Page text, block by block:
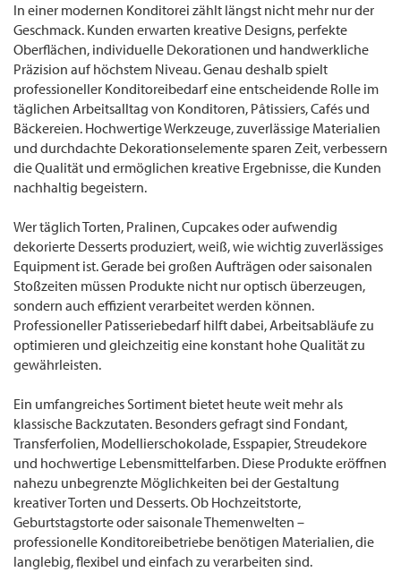
In einer modernen Konditorei zählt längst nicht mehr nur der
Geschmack. Kunden erwarten kreative Designs, perfekte
Oberflächen, individuelle Dekorationen und handwerkliche
Präzision auf höchstem Niveau. Genau deshalb spielt
professioneller Konditoreibedarf eine entscheidende Rolle im
täglichen Arbeitsalltag von Konditoren, Pâtissiers, Cafés und
Bäckereien. Hochwertige Werkzeuge, zuverlässige Materialien
und durchdachte Dekorationselemente sparen Zeit, verbessern
die Qualität und ermöglichen kreative Ergebnisse, die Kunden
nachhaltig begeistern.
Wer täglich Torten, Pralinen, Cupcakes oder aufwendig
dekorierte Desserts produziert, weiß, wie wichtig zuverlässiges
Equipment ist. Gerade bei großen Aufträgen oder saisonalen
Stoßzeiten müssen Produkte nicht nur optisch überzeugen,
sondern auch effizient verarbeitet werden können.
Professioneller Patisseriebedarf hilft dabei, Arbeitsabläufe zu
optimieren und gleichzeitig eine konstant hohe Qualität zu
gewährleisten.
Ein umfangreiches Sortiment bietet heute weit mehr als
klassische Backzutaten. Besonders gefragt sind Fondant,
Transferfolien, Modellierschokolade, Esspapier, Streudekore
und hochwertige Lebensmittelfarben. Diese Produkte eröffnen
nahezu unbegrenzte Möglichkeiten bei der Gestaltung
kreativer Torten und Desserts. Ob Hochzeitstorte,
Geburtstagstorte oder saisonale Themenwelten –
professionelle Konditoreibetriebe benötigen Materialien, die
langlebig, flexibel und einfach zu verarbeiten sind.